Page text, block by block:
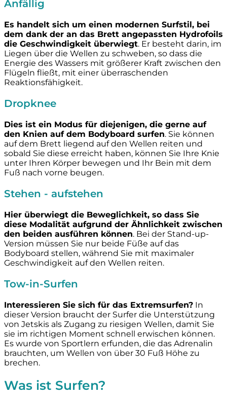
Anfällig
Es handelt sich um einen modernen Surfstil, bei
dem dank der an das Brett angepassten Hydrofoils
die Geschwindigkeit überwiegt. Er besteht darin, im
Liegen über die Wellen zu schweben, so dass die
Energie des Wassers mit größerer Kraft zwischen den
Flügeln fließt, mit einer überraschenden
Reaktionsfähigkeit.
Dropknee
Dies ist ein Modus für diejenigen, die gerne auf
den Knien auf dem Bodyboard surfen. Sie können
auf dem Brett liegend auf den Wellen reiten und
sobald Sie diese erreicht haben, können Sie Ihre Knie
unter Ihren Körper bewegen und Ihr Bein mit dem
Fuß nach vorne beugen.
Stehen - aufstehen
Hier überwiegt die Beweglichkeit, so dass Sie
diese Modalität aufgrund der Ähnlichkeit zwischen
den beiden ausführen können. Bei der Stand-up-
Version müssen Sie nur beide Füße auf das
Bodyboard stellen, während Sie mit maximaler
Geschwindigkeit auf den Wellen reiten.
Tow-in-Surfen
Interessieren Sie sich für das Extremsurfen? In
dieser Version braucht der Surfer die Unterstützung
von Jetskis als Zugang zu riesigen Wellen, damit Sie
sie im richtigen Moment schnell erwischen können.
Es wurde von Sportlern erfunden, die das Adrenalin
brauchten, um Wellen von über 30 Fuß Höhe zu
brechen.
Was ist Surfen?